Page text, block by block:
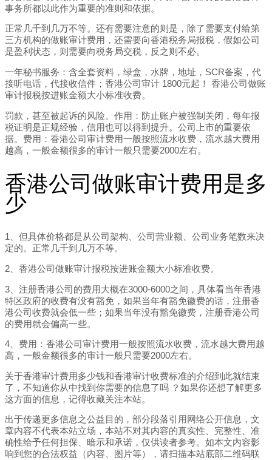
事务所都以此作为重要的准则和依据。
正常几千到几万不等。还有需要注意的则是，除了需要支付给第
三方机构的做账审计费用，还需要向香港税务局报税，假如公司
是盈利状态，则需要向税务局交税，反之则不必。
一年秘书服务：含全套资料，绿盒，水牌，地址，SCR备案，代
接听电话，代接收信件；香港公司审计 1800元起！ 香港公司做账
审计报税按进账金额大小标准收费。
罚款，甚至被起诉的风险。作用：防止账户被强制关闭，每年报
税证明是正规经验，信用也可以得到提升。公司上市的重要依
据。费用：香港公司审计费用一般按照流水收费，流水越大费用
越高，一般金额很多的审计一般只需要2000左右。
香港公司做账审计费用是多
少
1、但具体价格都是从公司架构、公司营业额、公司业务笔数来决
定的。正常几千到几万不等。
2、香港公司做账审计报税按进账金额大小标准收费。
3、注册香港公司的费用大概在3000-6000之间，具体看当年香港
特区政府的收费有没有豁免，如果当年有豁免徽费的话，注册香
港公司收费就会低一些；如果当年没有豁免徽费，注册香港公司
的费用就会偏高一些。
4、费用：香港公司审计费用一般按照流水收费，流水越大费用越
高，一般金额很多的审计一般只需要2000左右。
关于香港审计费用多少钱和香港审计收费标准的介绍到此就结束
了，不知道你从中找到你需要的信息了吗 ？如果你还想了解更多
这方面的信息，记得收藏关注本站。
出于传递更多信息之公益目的，部分段落引用网络公开信息，文
章内容不代表本站立场，本站不对其内容的真实性、完整性、准
确性给予任何担保、暗示和承诺，仅供读者参考。如本文内容影
响到您的合法权益（内容、图片等），请扫描本站底部二维码联